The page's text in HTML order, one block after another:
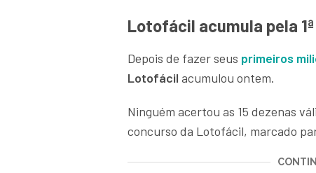
Lotofácil acumula pela
Depois de fazer seus primeiros
Lotofácil acumulou ontem.
Ninguém acertou as 15 dezenas
concurso da Lotofácil, marcado